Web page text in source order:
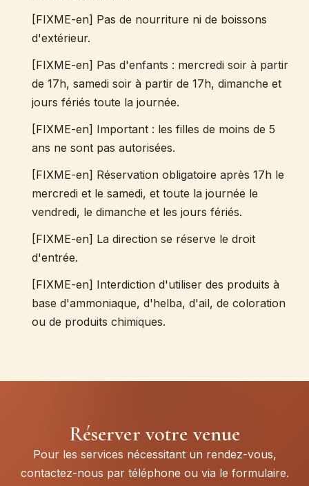
[FIXME-en] Pas de nourriture ni de boissons
d'extérieur.
[FIXME-en] Pas d'enfants : mercredi soir à partir
de 17h, samedi soir à partir de 17h, dimanche et
jours fériés toute la journée.
[FIXME-en] Important : les filles de moins de 5
ans ne sont pas autorisées.
[FIXME-en] Réservation obligatoire après 17h le
mercredi et le samedi, et toute la journée le
vendredi, le dimanche et les jours fériés.
[FIXME-en] La direction se réserve le droit
d'entrée.
[FIXME-en] Interdiction d'utiliser des produits à
base d'ammoniaque, d'helba, d'ail, de coloration
ou de produits chimiques.
Réserver votre venue
Pour les services nécessitant un rendez-vous,
contactez-nous par téléphone ou via le formulaire.